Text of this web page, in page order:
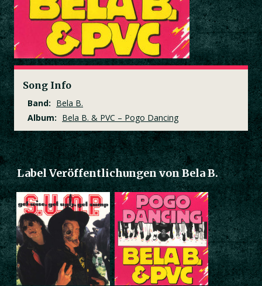
Song Info
Band: Bela B.
Album: Bela B. & PVC – Pogo Dancing
Label Veröffentlichungen von Bela B.